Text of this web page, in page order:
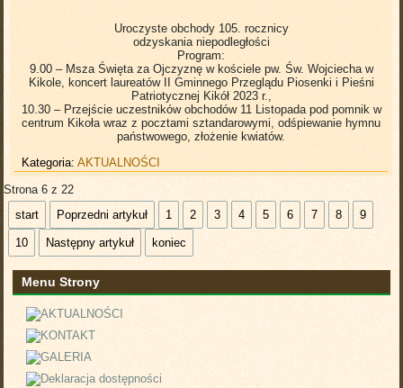
Uroczyste obchody 105. rocznicy
odzyskania niepodległości
Program:
9.00 – Msza Święta za Ojczyznę w kościele pw. Św. Wojciecha w
Kikole, koncert laureatów II Gminnego Przeglądu Piosenki i Pieśni
Patriotycznej Kikół 2023 r.,
10.30 – Przejście uczestników obchodów 11 Listopada pod pomnik w
centrum Kikoła wraz z pocztami sztandarowymi, odśpiewanie hymnu
państwowego, złożenie kwiatów.
Kategoria:AKTUALNOŚCI
Strona 6 z 22
start
Poprzedni artykuł 1 2 3 4 5 6 7 8 9
10 Następny artykuł koniec
Menu Strony